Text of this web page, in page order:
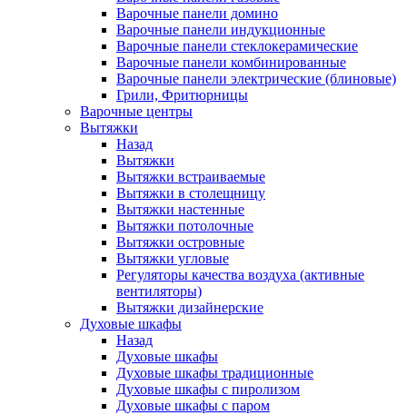
Варочные панели домино
Варочные панели индукционные
Варочные панели стеклокерамические
Варочные панели комбинированные
Варочные панели электрические (блиновые)
Грили, Фритюрницы
Варочные центры
Вытяжки
Назад
Вытяжки
Вытяжки встраиваемые
Вытяжки в столещницу
Вытяжки настенные
Вытяжки потолочные
Вытяжки островные
Вытяжки угловые
Регуляторы качества воздуха (активные
вентиляторы)
Вытяжки дизайнерские
Духовые шкафы
Назад
Духовые шкафы
Духовые шкафы традиционные
Духовые шкафы с пиролизом
Духовые шкафы с паром